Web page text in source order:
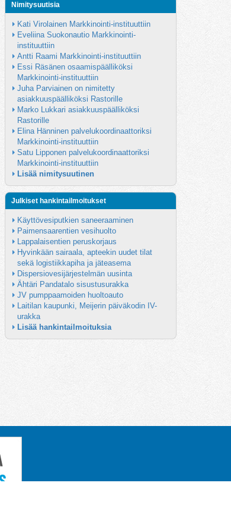
Nimitysuutisia
Kati Virolainen Markkinointi-instituuttiin
Eveliina Suokonautio Markkinointi-
instituuttiin
Antti Raami Markkinointi-instituuttiin
Essi Räsänen osaamispäälliköksi
Markkinointi-instituuttiin
Juha Parviainen on nimitetty
asiakkuuspäälliköksi Rastorille
Marko Lukkari asiakkuuspäälliköksi
Rastorille
Elina Hänninen palvelukoordinaattoriksi
Markkinointi-instituuttiin
Satu Lipponen palvelukoordinaattoriksi
Markkinointi-instituuttiin
Lisää nimitysuutinen
Julkiset hankintailmoitukset
Käyttövesiputkien saneeraaminen
Paimensaarentien vesihuolto
Lappalaisentien peruskorjaus
Hyvinkään sairaala, apteekin uudet tilat
sekä logistiikkapiha ja jäteasema
Dispersiovesijärjestelmän uusinta
Ähtäri Pandatalo sisustusurakka
JV pumppaamoiden huoltoauto
Laitilan kaupunki, Meijerin päiväkodin IV-
urakka
Lisää hankintailmoituksia